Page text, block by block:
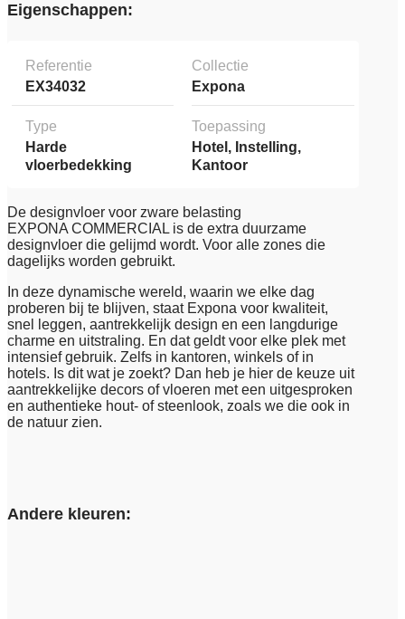
Eigenschappen:
Referentie
EX34032
Collectie
Expona
Type
Harde
vloerbedekking
Toepassing
Hotel, Instelling,
Kantoor
De designvloer voor zware belasting
EXPONA COMMERCIAL is de extra duurzame
designvloer die gelijmd wordt. Voor alle zones die
dagelijks worden gebruikt.
In deze dynamische wereld, waarin we elke dag
proberen bij te blijven, staat Expona voor kwaliteit,
snel leggen, aantrekkelijk design en een langdurige
charme en uitstraling. En dat geldt voor elke plek met
intensief gebruik. Zelfs in kantoren, winkels of in
hotels. Is dit wat je zoekt? Dan heb je hier de keuze uit
aantrekkelijke decors of vloeren met een uitgesproken
en authentieke hout- of steenlook, zoals we die ook in
de natuur zien.
Andere kleuren: